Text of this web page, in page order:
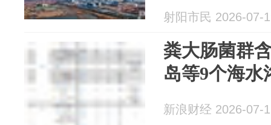
射阳市民 2026-07-
粪大肠菌群
岛等9个海水
新浪财经 2026-07-